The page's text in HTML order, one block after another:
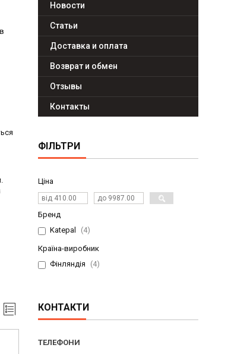
Новости
Статьи
Доставка и оплата
Возврат и обмен
Отзывы
Контакты
ФІЛЬТРИ
Ціна
Бренд
Katepal
4
Країна-виробник
Фінляндія
4
КОНТАКТИ